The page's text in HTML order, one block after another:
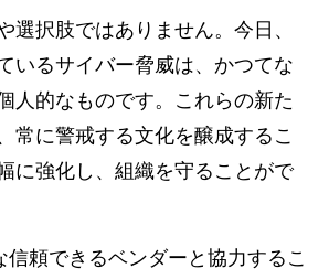
選択肢ではありません。今日、
いるサイバー脅威は、かつてな
人的なものです。これらの新た
常に警戒する文化を醸成するこ
に強化し、組織を守ることがで
頼できるベンダーと協力するこ